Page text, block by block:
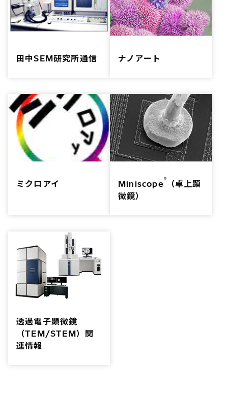
田中SEM研究所通信 ナノアート
ミクロアイ Miniscope®
（卓上顕
微鏡）
透過電子顕微鏡
（TEM/STEM）関
連情報